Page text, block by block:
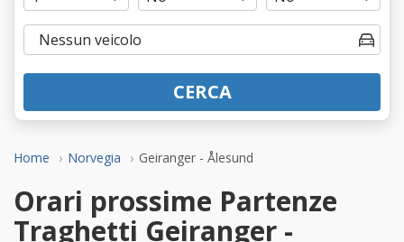
Home Norvegia Geiranger - Ålesund
CERCA
Orari prossime Partenze
Traghetti Geiranger -